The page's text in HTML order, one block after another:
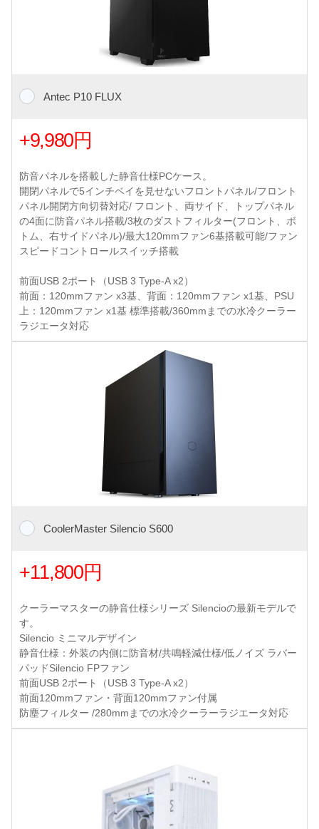
Antec P10 FLUX
+9,980円
防音パネルを搭載した静音仕様PCケース。
開閉パネルで5インチベイを見せないフロントパネル/フロント
パネル開閉方向切替対応/ フロント、両サイド、トップパネル
の4面に防音パネル搭載/3枚のダストフィルター(フロント、ボ
トム、右サイドパネル)/最大120mmファン6基搭載可能/ファン
スピードコントロールスイッチ搭載
前面USB 2ポート（USB 3 Type-A x2）
前面：120mmファン x3基、背面：120mmファン x1基、PSU
上：120mmファン x1基 標準搭載/360mmまでの水冷クーラー
ラジエータ対応
CoolerMaster Silencio S600
+11,800円
クーラーマスターの静音仕様シリーズ Silencioの最新モデルで
す。
Silencio ミニマルデザイン
静音仕様：外装の内側に防音材/共鳴軽減仕様/低ノイズ ラバー
パッドSilencio FPファン
前面USB 2ポート（USB 3 Type-A x2）
前面120mmファン・背面120mmファン付属
防塵フィルター /280mmまでの水冷クーラーラジエータ対応